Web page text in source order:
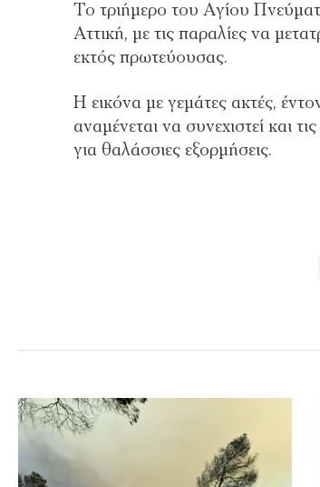
Το τριήμερο του Αγίου
Αττική, με τις παραλίες να
εκτός πρωτεύουσας.
Η εικόνα με γεμάτες ακτές,
αναμένεται να συνεχιστεί και
για θαλάσσιες εξορμήσεις.